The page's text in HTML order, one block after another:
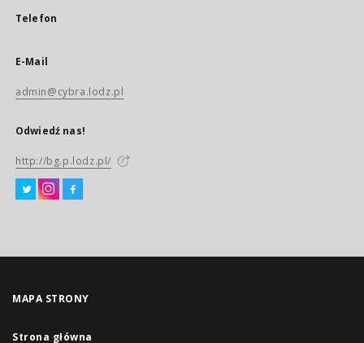
Telefon
E-Mail
admin@cybra.lodz.pl
Odwiedź nas!
http://bg.p.lodz.pl/
MAPA STRONY
Strona główna